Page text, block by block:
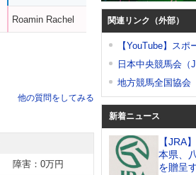
Roamin Rachel
他の質問をしてみる
障害：0万円
関連リンク（外部）
【YouTube】ス
日本中央競馬会（
地方競馬全国協会
新着ニュース
【JRA
本県、
を贈呈